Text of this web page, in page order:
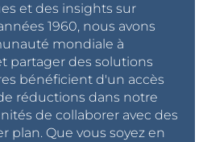
et des insights sur
1960, nous avons
mondiale à
partager des solutions
bénéficient d'un accès
réductions dans notre
de collaborer avec des
plan. Que vous soyez en